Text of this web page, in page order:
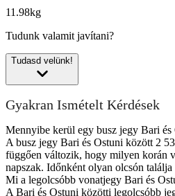
11.98kg
Tudunk valamit javítani?
Tudasd velünk!
Gyakran Ismételt Kérdések
Mennyibe kerül egy busz jegy Bari és
A busz jegy Bari és Ostuni között 2
függően változik, hogy milyen korán
napszak. Időnként olyan olcsón
Mi a legolcsóbb vonatjegy Bari és
A Bari és Ostuni közötti legolcsóbb